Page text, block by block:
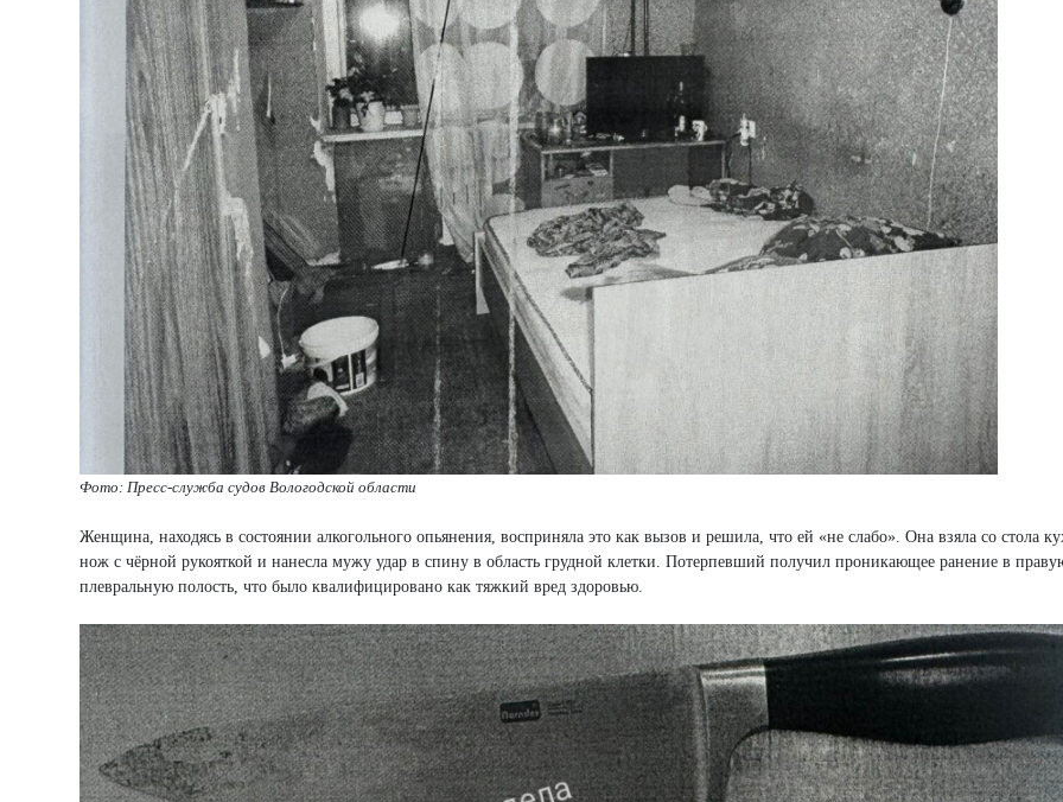
Фото: Пресс-служба судов Вологодской области
Женщина, находясь в состоянии алкогольного опьянения, восприняла это как вызов и решила, что ей «не слабо». Она взяла со стола
нож с чёрной рукояткой и нанесла мужу удар в спину в область грудной клетки. Потерпевший получил проникающее ранение в
плевральную полость, что было квалифицировано как тяжкий вред здоровью.